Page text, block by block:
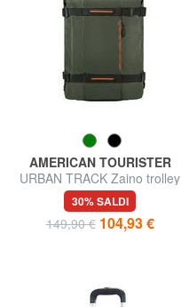
AMERICAN TOURISTER
URBAN TRACK Zaino trolley
bagaglio a mano
30% SALDI
149,90 € 104,93 €